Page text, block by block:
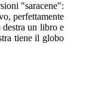
"saracene":
perfettamente
un libro e
tiene il globo